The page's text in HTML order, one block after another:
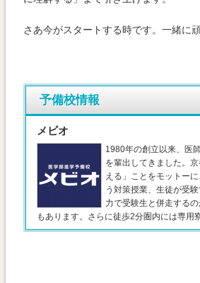
さあ今がスタートする時です。一緒に
予備校情報
メビオ
1980年の創立以来、医
を輩出してきました。
える」ことをモットー
う対策授業、生徒が受
力で受験生と併走する
もあります。さらに徒歩2分圏内には専用